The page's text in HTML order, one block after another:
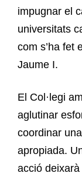
impugnar el
universitats
com s’ha fet
Jaume I.
El Col·legi
aglutinar
coordinar
apropiada.
acció